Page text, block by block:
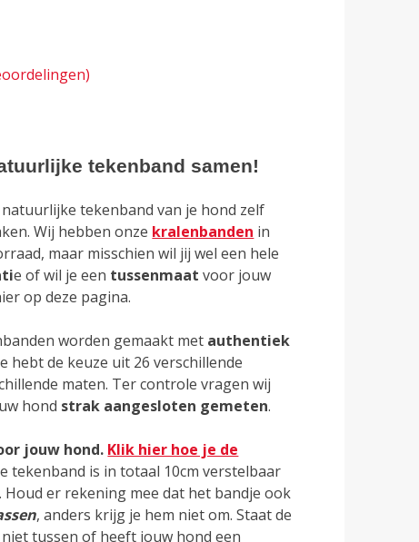
tekenband samen!
tekenband van je hond zelf
Wij hebben onze kralenbanden in
maar misschien wil jij wel een hele
e of wil je een tussenmaat voor jouw
op deze pagina.
worden gemaakt met authentiek
hebt de keuze uit 26 verschillende
maten. Ter controle vragen wij
hond strak aangesloten gemeten.
jouw hond. Klik hier hoe je de
tekenband is in totaal 10cm verstelbaar
Houd er rekening mee dat het bandje ook
, anders krijg je hem niet om. Staat de
tussen of heeft jouw hond een